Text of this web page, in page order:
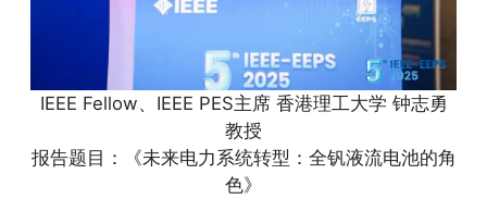
IEEE Fellow、IEEE PES主席 香港理工大学 钟志勇
教授
报告题目：《未来电力系统转型：全钒液流电池的角
色》